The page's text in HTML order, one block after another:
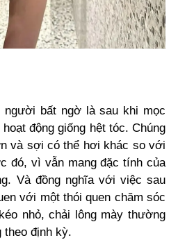
người bất ngờ là sau khi mọc
động giống hệt tóc. Chúng
và sợi có thể hơi khác so với
đó, vì vẫn mang đặc tính của
Và đồng nghĩa với việc sau
với một thói quen chăm sóc
nhỏ, chải lông mày thường
theo định kỳ.